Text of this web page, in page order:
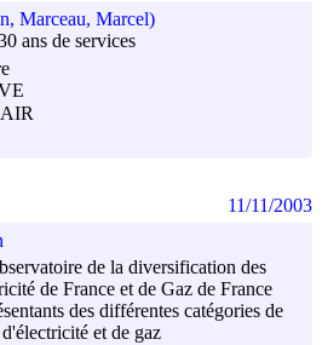
Marceau, Marcel)
ans de services
de la diversification des
de France et de Gaz de France
des différentes catégories de
et de gaz
11/11/2003